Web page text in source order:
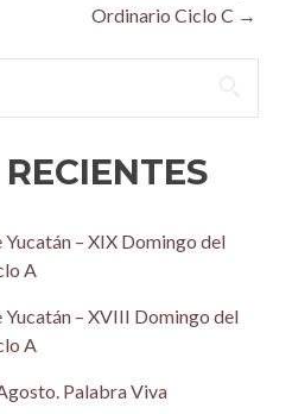
Ordinario Ciclo C →
– XIX Domingo del
A
– XVIII Domingo del
A
Palabra Viva